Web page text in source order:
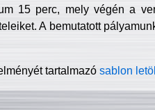
15 perc, mely végén a
A bemutatott
tartalmazósablon